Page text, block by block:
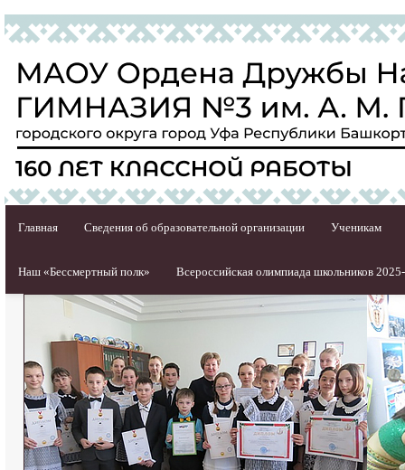
Главная Сведения об образовательной организации Ученикам
Наш «Бессмертный полк» Всероссийская олимпиада школьников